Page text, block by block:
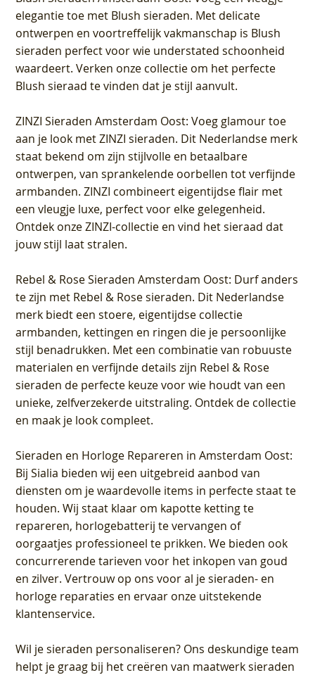
elegantie toe met Blush sieraden. Met delicate
ontwerpen en voortreffelijk vakmanschap is Blush
sieraden perfect voor wie understated schoonheid
waardeert. Verken onze collectie om het perfecte
Blush sieraad te vinden dat je stijl aanvult.
ZINZI Sieraden Amsterdam Oost: Voeg glamour toe
aan je look met ZINZI sieraden. Dit Nederlandse merk
staat bekend om zijn stijlvolle en betaalbare
ontwerpen, van sprankelende oorbellen tot verfijnde
armbanden. ZINZI combineert eigentijdse flair met
een vleugje luxe, perfect voor elke gelegenheid.
Ontdek onze ZINZI-collectie en vind het sieraad dat
jouw stijl laat stralen.
Rebel & Rose Sieraden Amsterdam Oost: Durf anders
te zijn met Rebel & Rose sieraden. Dit Nederlandse
merk biedt een stoere, eigentijdse collectie
armbanden, kettingen en ringen die je persoonlijke
stijl benadrukken. Met een combinatie van robuuste
materialen en verfijnde details zijn Rebel & Rose
sieraden de perfecte keuze voor wie houdt van een
unieke, zelfverzekerde uitstraling. Ontdek de collectie
en maak je look compleet.
Sieraden en Horloge Repareren in Amsterdam Oost:
Bij Sialia bieden wij een uitgebreid aanbod van
diensten om je waardevolle items in perfecte staat te
houden. Wij staat klaar om kapotte ketting te
repareren, horlogebatterij te vervangen of
oorgaatjes professioneel te prikken. We bieden ook
concurrerende tarieven voor het inkopen van goud
en zilver. Vertrouw op ons voor al je sieraden- en
horloge reparaties en ervaar onze uitstekende
klantenservice.
Wil je sieraden personaliseren? Ons deskundige team
helpt je graag bij het creëren van maatwerk sieraden